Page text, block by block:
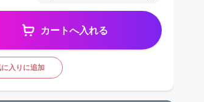
カートへ入れる
入りに追加